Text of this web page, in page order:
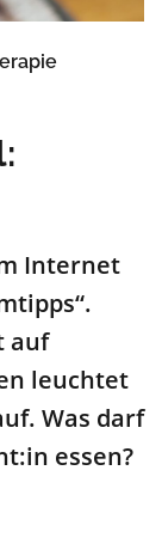
Internet
auf
leuchtet
Was darf
essen?